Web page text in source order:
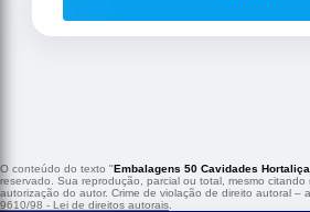
O conteúdo do texto "Embalagens 50 Cavidades
reservado. Sua reprodução, parcial ou total, mesmo citando
autorização do autor. Crime de violação de direito autoral –
9610/98 - Lei de direitos autorais